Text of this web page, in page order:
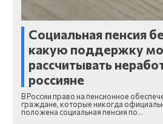
Социальная пенсия
какую поддержку
рассчитывать
россияне
В России право на пенсионное
граждане, которые никогда
положена социальная пенсия по…